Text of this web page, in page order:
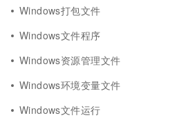
Windows打包文件
Windows文件程序
Windows资源管理文件
Windows环境变量文件
Windows文件运行